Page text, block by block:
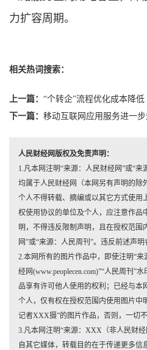
力扩容周期。
相关热词搜索：
上一篇： “个转企”流程优化成本降低
下一篇： 移动互联网应用服务进一
人民财经网版权及免责声明：
1.凡本网注明“来源：人民财经网”或“
均属于人民财经网（本网另有声明的除
个人不得转载、摘编或以其它方式使用
权使用协议的单位及个人，应注意作品
明，不得违反限制声明，且在授权范围
网”或“来源：人民周刊”。违反前述声
2.本网所有的图片作品中，即使注明“
经网(www.peoplecen.com)”“人民周刊”
品享有许可他人使用的权利；已经与本
个人，仅有权在授权范围内使用图片中
记者XXX摄”的图片作品，否则，一切不
3.凡本网注明“来源：XXX（非人民财
自其它媒体，转载目的在于传递更多